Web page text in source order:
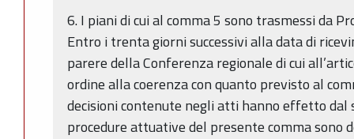
6. I piani di cui al comma 5 sono trasmessi da
Entro i trenta giorni successivi alla data di
parere della Conferenza regionale di cui
ordine alla coerenza con quanto previsto al
decisioni contenute negli atti hanno effetto dal
procedure attuative del presente comma sono